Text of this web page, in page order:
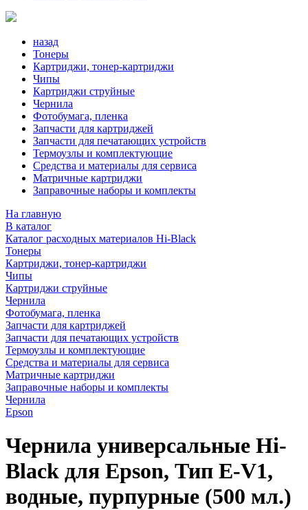
назад
Тонеры
Картриджи, тонер-картриджи
Чипы
Картриджи струйные
Чернила
Фотобумага, пленка
Запчасти для картриджей
Запчасти для печатающих устройств
Термоузлы и комплектующие
Средства и материалы для сервиса
Матричные картриджи
Заправочные наборы и комплекты
На главную
В каталог
Каталог расходных материалов Hi-Black
Тонеры
Картриджи, тонер-картриджи
Чипы
Картриджи струйные
Чернила
Фотобумага, пленка
Запчасти для картриджей
Запчасти для печатающих устройств
Термоузлы и комплектующие
Средства и материалы для сервиса
Матричные картриджи
Заправочные наборы и комплекты
Чернила
Epson
Чернила универсальные Hi-
Black для Epson, Тип E-V1,
водные, пурпурные (500 мл.)